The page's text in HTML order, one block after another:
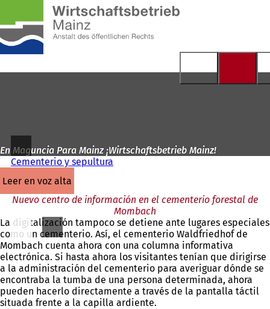
Saltar al contenido
página
de
inicio
En Maguncia Para Mainz ¡Wirtschaftsbetrieb Mainz!
Cementerio y sepultura
leer en voz alta
Nuevo centro de información en el cementerio forestal de
Mombach
La digitalización tampoco se detiene ante lugares especiales
como un cementerio. Así, el cementerio Waldfriedhof de
Mombach cuenta ahora con una columna informativa
electrónica. Si hasta ahora los visitantes tenían que dirigirse
a la administración del cementerio para averiguar dónde se
encontraba la tumba de una persona determinada, ahora
pueden hacerlo directamente a través de la pantalla táctil
situada frente a la capilla ardiente.